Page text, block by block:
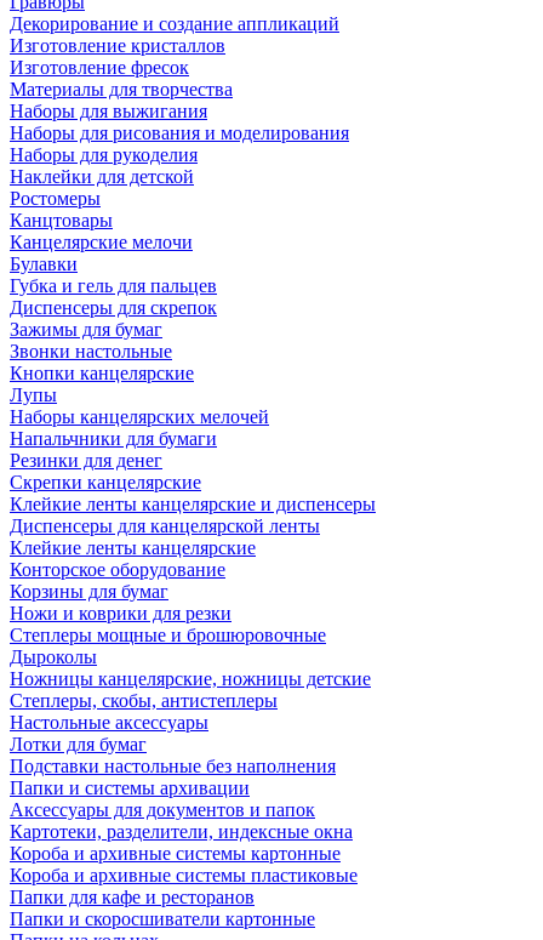
Декорирование и создание аппликаций
Изготовление кристаллов
Изготовление фресок
Материалы для творчества
Наборы для выжигания
Наборы для рисования и моделирования
Наборы для рукоделия
Наклейки для детской
Ростомеры
Канцтовары
Канцелярские мелочи
Булавки
Губка и гель для пальцев
Диспенсеры для скрепок
Зажимы для бумаг
Звонки настольные
Кнопки канцелярские
Лупы
Наборы канцелярских мелочей
Напальчники для бумаги
Резинки для денег
Скрепки канцелярские
Клейкие ленты канцелярские и диспенсеры
Диспенсеры для канцелярской ленты
Клейкие ленты канцелярские
Конторское оборудование
Корзины для бумаг
Ножи и коврики для резки
Степлеры мощные и брошюровочные
Дыроколы
Ножницы канцелярские, ножницы детские
Степлеры, скобы, антистеплеры
Настольные аксессуары
Лотки для бумаг
Подставки настольные без наполнения
Папки и системы архивации
Аксессуары для документов и папок
Картотеки, разделители, индексные окна
Короба и архивные системы картонные
Короба и архивные системы пластиковые
Папки для кафе и ресторанов
Папки и скоросшиватели картонные